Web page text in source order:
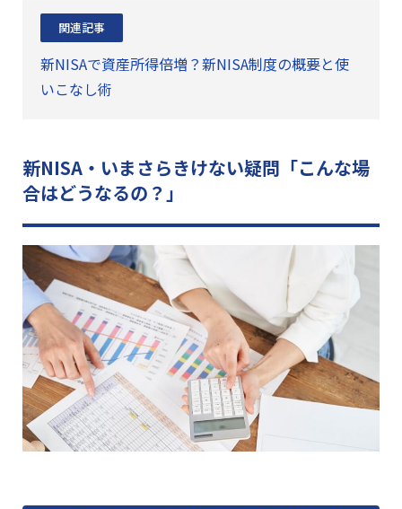
関連記事
新NISAで資産所得倍増？新NISA制度の概要と使
いこなし術
新NISA・いまさらきけない疑問 「こんな場
合はどうなるの？」